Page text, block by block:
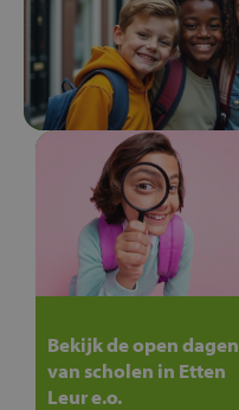
Bekijk de open dagen
van scholen in Etten
Leur e.o.